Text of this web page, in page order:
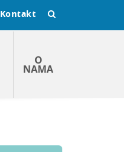
Kontakt
O
NAMA